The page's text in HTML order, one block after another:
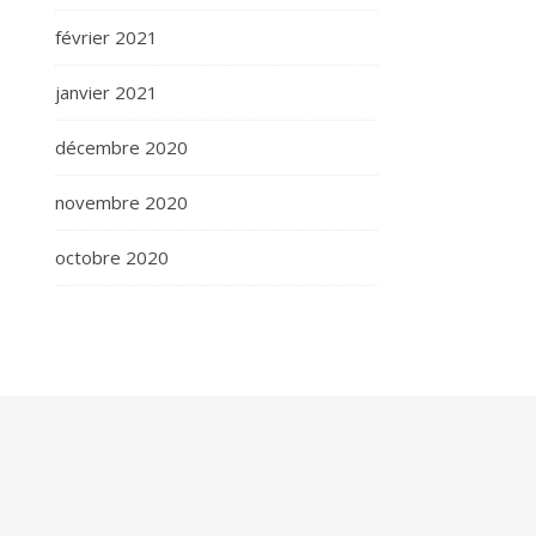
février 2021
janvier 2021
décembre 2020
novembre 2020
octobre 2020